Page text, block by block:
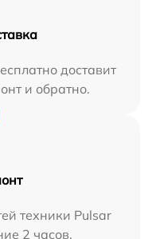
доставит
и обратно.
техники Pulsar
2 часов.